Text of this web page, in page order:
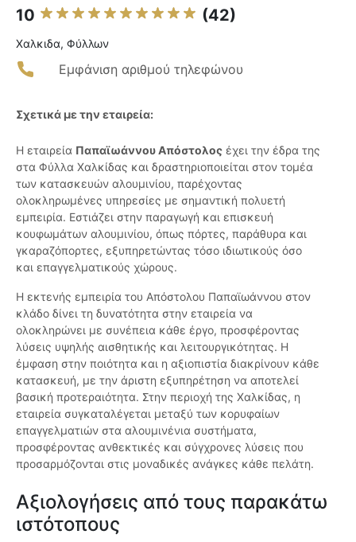
10 (42)
Χαλκιδα, Φύλλων
Εμφάνιση αριθμού τηλεφώνου
Σχετικά με την εταιρεία:
Η εταιρεία Παπαϊωάννου Απόστολος έχει την έδρα της
στα Φύλλα Χαλκίδας και δραστηριοποιείται στον τομέα
των κατασκευών αλουμινίου, παρέχοντας
ολοκληρωμένες υπηρεσίες με σημαντική πολυετή
εμπειρία. Εστιάζει στην παραγωγή και επισκευή
κουφωμάτων αλουμινίου, όπως πόρτες, παράθυρα και
γκαραζόπορτες, εξυπηρετώντας τόσο ιδιωτικούς όσο
και επαγγελματικούς χώρους.
Η εκτενής εμπειρία του Απόστολου Παπαϊωάννου στον
κλάδο δίνει τη δυνατότητα στην εταιρεία να
ολοκληρώνει με συνέπεια κάθε έργο, προσφέροντας
λύσεις υψηλής αισθητικής και λειτουργικότητας. Η
έμφαση στην ποιότητα και η αξιοπιστία διακρίνουν κάθε
κατασκευή, με την άριστη εξυπηρέτηση να αποτελεί
βασική προτεραιότητα. Στην περιοχή της Χαλκίδας, η
εταιρεία συγκαταλέγεται μεταξύ των κορυφαίων
επαγγελματιών στα αλουμινένια συστήματα,
προσφέροντας ανθεκτικές και σύγχρονες λύσεις που
προσαρμόζονται στις μοναδικές ανάγκες κάθε πελάτη.
Αξιολογήσεις από τους παρακάτω
ιστότοπους